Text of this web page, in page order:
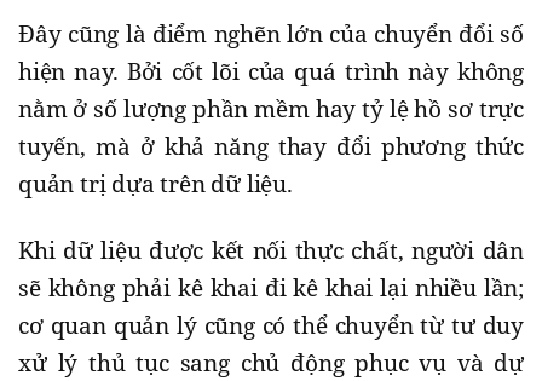
Đây cũng là điểm nghẽn lớn của chuyển đổi số
hiện nay. Bởi cốt lõi của quá trình này không
nằm ở số lượng phần mềm hay tỷ lệ hồ sơ trực
tuyến, mà ở khả năng thay đổi phương thức
quản trị dựa trên dữ liệu.
Khi dữ liệu được kết nối thực chất, người dân
sẽ không phải kê khai đi kê khai lại nhiều lần;
cơ quan quản lý cũng có thể chuyển từ tư duy
xử lý thủ tục sang chủ động phục vụ và dự